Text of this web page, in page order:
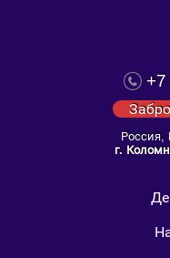
Россия,
г.